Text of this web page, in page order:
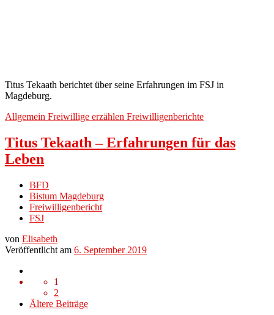
Titus Tekaath berichtet über seine Erfahrungen im FSJ in
Magdeburg.
Allgemein Freiwillige erzählen Freiwilligenberichte
Titus Tekaath – Erfahrungen für das
Leben
BFD
Bistum Magdeburg
Freiwilligenbericht
FSJ
von Elisabeth
Veröffentlicht am 6. September 2019
Beitragsnavigation
1
2
Ältere
Ältere Beiträge